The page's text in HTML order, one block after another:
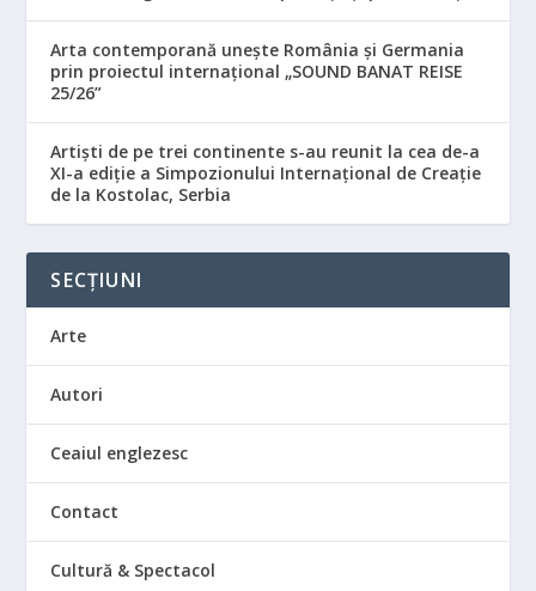
Arta contemporană unește România și Germania
prin proiectul internațional „SOUND BANAT REISE
25/26”
Artiști de pe trei continente s-au reunit la cea de-a
XI-a ediție a Simpozionului Internațional de Creație
de la Kostolac, Serbia
SECȚIUNI
Arte
Autori
Ceaiul englezesc
Contact
Cultură & Spectacol